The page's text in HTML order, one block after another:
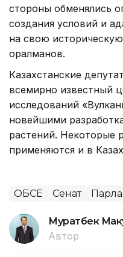
стороны обменялись
создания условий и
на свою
оралманов.
Казахстанские
всемирно известный
исследований
новейшими
растений. Некоторые
применяются и в
ОБСЕ Сенат
Муратбек
Автор